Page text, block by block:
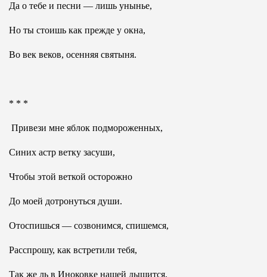
Да о тебе и песни — лишь унынье,
Но ты стоишь как прежде у окна,
Во век веков, осенняя святыня.
* * *
Привези мне яблок подмороженных,
Синих астр ветку засуши,
Чтобы этой веткой осторожно
До моей дотронуться души.
Отоспишься — созвонимся, спишемся,
Расспрошу, как встретили тебя,
Так же ль в Иноковке нашей дышится,